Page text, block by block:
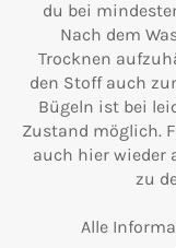
du bei
Nach dem
Trocknen
den Stoff auch
Bügeln ist bei
Zustand möglich.
auch hier wieder
zu
Alle